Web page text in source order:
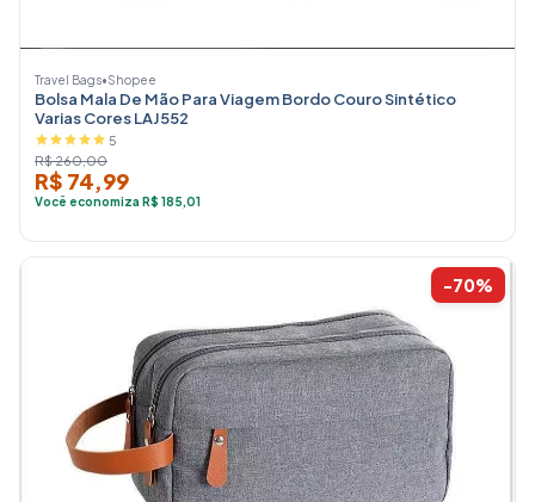
Travel Bags•Shopee
Bolsa Mala De Mão Para Viagem Bordo Couro Sintético
Varias Cores LAJ552
5
R$ 260,00
R$ 74,99
Você economiza R$ 185,01
-70%